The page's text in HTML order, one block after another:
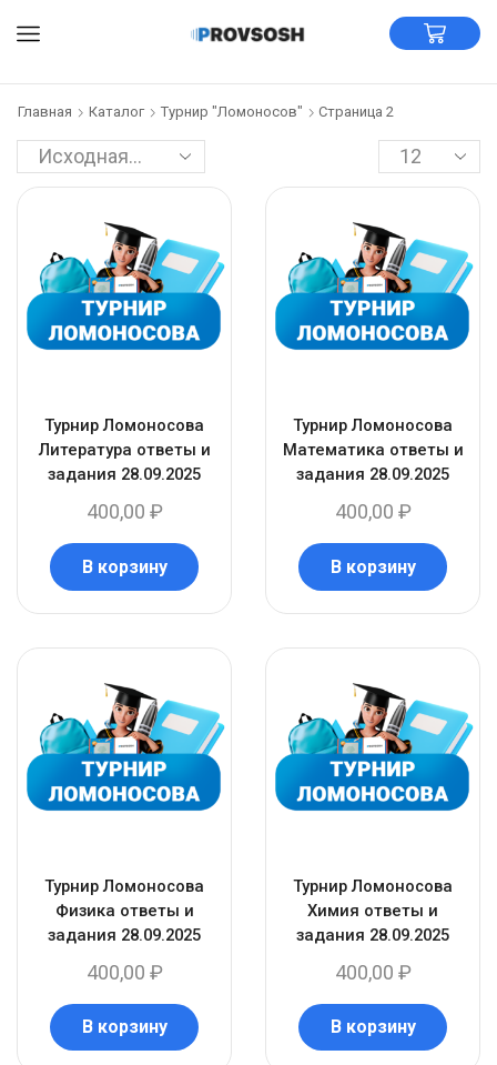
Главная Каталог Турнир "Ломоносов" Страница 2
Турнир Ломоносова
Литература ответы и
задания 28.09.2025
400,00 ₽
В корзину
Турнир Ломоносова
Математика ответы и
задания 28.09.2025
400,00 ₽
В корзину
Турнир Ломоносова
Физика ответы и
задания 28.09.2025
400,00 ₽
В корзину
Турнир Ломоносова
Химия ответы и
задания 28.09.2025
400,00 ₽
В корзину